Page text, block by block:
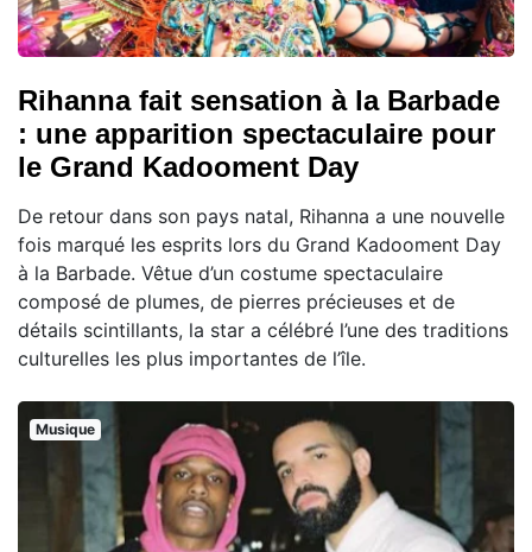
Rihanna fait sensation à la Barbade
: une apparition spectaculaire pour
le Grand Kadooment Day
De retour dans son pays natal, Rihanna a une nouvelle
fois marqué les esprits lors du Grand Kadooment Day
à la Barbade. Vêtue d’un costume spectaculaire
composé de plumes, de pierres précieuses et de
détails scintillants, la star a célébré l’une des traditions
culturelles les plus importantes de l’île.
Musique